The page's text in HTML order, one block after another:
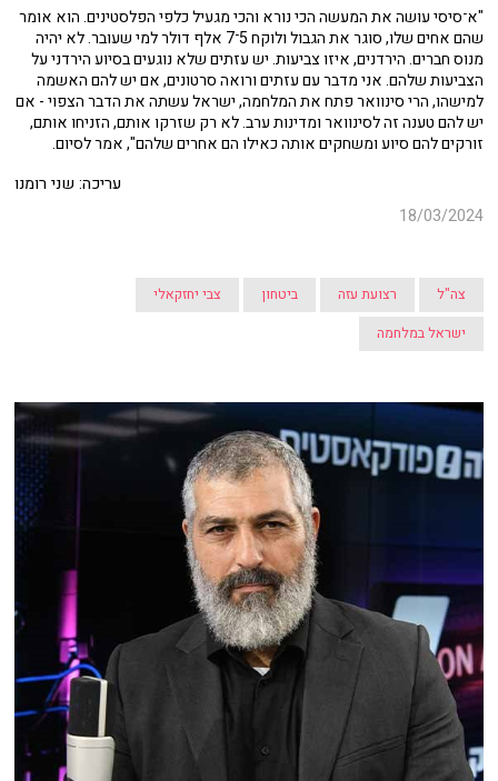
"א־סיסי עושה את המעשה הכי נורא והכי מגעיל כלפי הפלסטינים. הוא אומר
שהם אחים שלו, סוגר את הגבול ולוקח 5־7 אלף דולר למי שעובר. לא יהיה
מנוס חברים. הירדנים, איזו צביעות. יש עזתים שלא נוגעים בסיוע הירדני על
הצביעות שלהם. אני מדבר עם עזתים ורואה סרטונים, אם יש להם האשמה
למישהו, הרי סינוואר פתח את המלחמה, ישראל עשתה את הדבר הצפוי - אם
יש להם טענה זה לסינוואר ומדינות ערב. לא רק שזרקו אותם, הזניחו אותם,
זורקים להם סיוע ומשחקים אותה כאילו הם אחרים שלהם", אמר לסיום.
עריכה: שני רומנו
18/03/2024
צה"ל רצועת עזה ביטחון
צבי יחזקאלי
ישראל במלחמה